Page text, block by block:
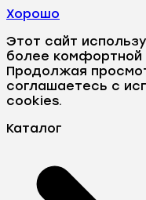
Хорошо
Этот сайт
более комфортной
Продолжая
соглашаетесь с
cookies.
Каталог